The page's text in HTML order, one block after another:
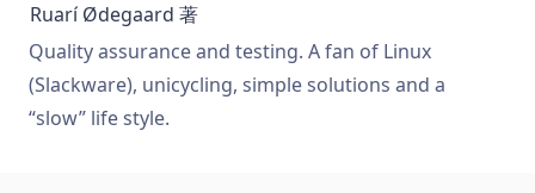
Ruarí Ødegaard 著
Quality assurance and testing. A fan of Linux
(Slackware), unicycling, simple solutions and a
“slow” life style.